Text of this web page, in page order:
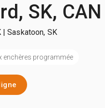
SK, CAN
Saskatoon, SK
enchères programmée